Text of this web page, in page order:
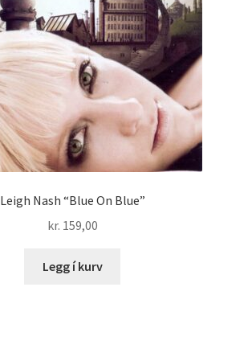
Leigh Nash “Blue On Blue”
kr. 159,00
Legg í kurv